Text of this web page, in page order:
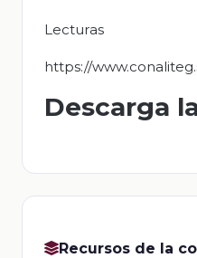
Lecturas
https://
Descarga
Recursos de la